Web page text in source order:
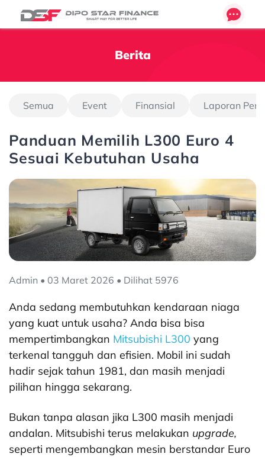
Berita
Semua Event Finansial Laporan
Panduan Memilih L300 Euro 4
Sesuai Kebutuhan Usaha
Admin • 03 Maret 2026 • Dilihat 5976
Anda sedang membutuhkan kendaraan niaga
yang kuat untuk usaha? Anda bisa bisa
mempertimbangkan Mitsubishi L300 yang
terkenal tangguh dan efisien. Mobil ini sudah
hadir sejak tahun 1981, dan masih menjadi
pilihan hingga sekarang.
Bukan tanpa alasan jika L300 masih menjadi
andalan. Mitsubishi terus melakukan upgrade,
seperti mengembangkan mesin berstandar Euro